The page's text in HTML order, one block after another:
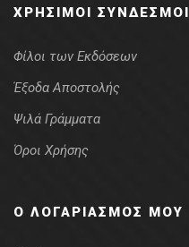
ΧΡΉΣΙΜΟΙ ΣΎΝΔΕΣΜΟΙ
Φίλοι των Εκδόσεων
Έξοδα Αποστολής
Ψιλά Γράμματα
Όροι Χρήσης
Ο ΛΟΓΑΡΙΑΣΜΌΣ ΜΟΥ